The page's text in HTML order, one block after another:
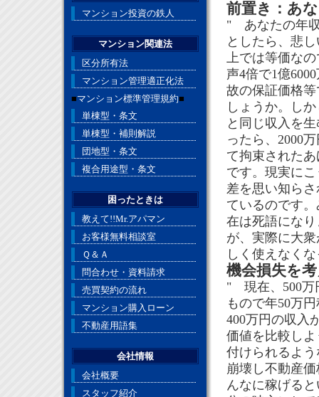
前置き：あ
" あなたの年収
としたら、悲
上では等価な
声4倍で1億
故の保証価格
しょうか。し
と同じ収入を
ったら、2000
て拘束された
です。現実に
差を思い知ら
ているのです
在は死語にな
が、実際に大
しく使えなく
機会損失を
" 現在、500万
もので年50万
400万円の収入
価値を比較し
付けられるよ
崩壊し不動産
んなに稼げる
マンション投資の鉄人
マンション関連法
区分所有法
マンション管理適正化法
■マンション標準管理規約■
単棟型・条文
単棟型・補則解説
団地型・条文
複合用途型・条文
困ったときは
教えて!!Mr.アパマン
お客様無料相談室
Ｑ＆Ａ
問合わせ・資料請求
売買契約の流れ
マンション購入ローン
不動産用語集
会社情報
会社概要
スタッフ紹介